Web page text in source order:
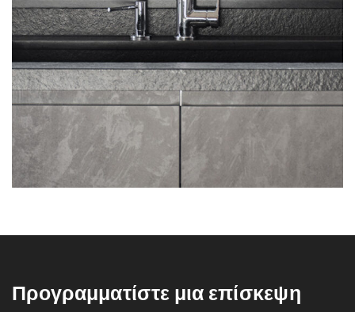
Προγραμματίστε μια επίσκεψη